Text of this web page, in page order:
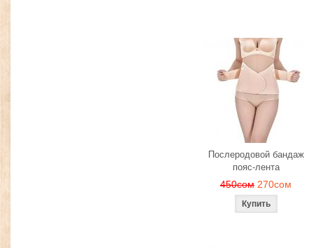
Послеродовой бандаж
пояс-лента
450сом 270сом